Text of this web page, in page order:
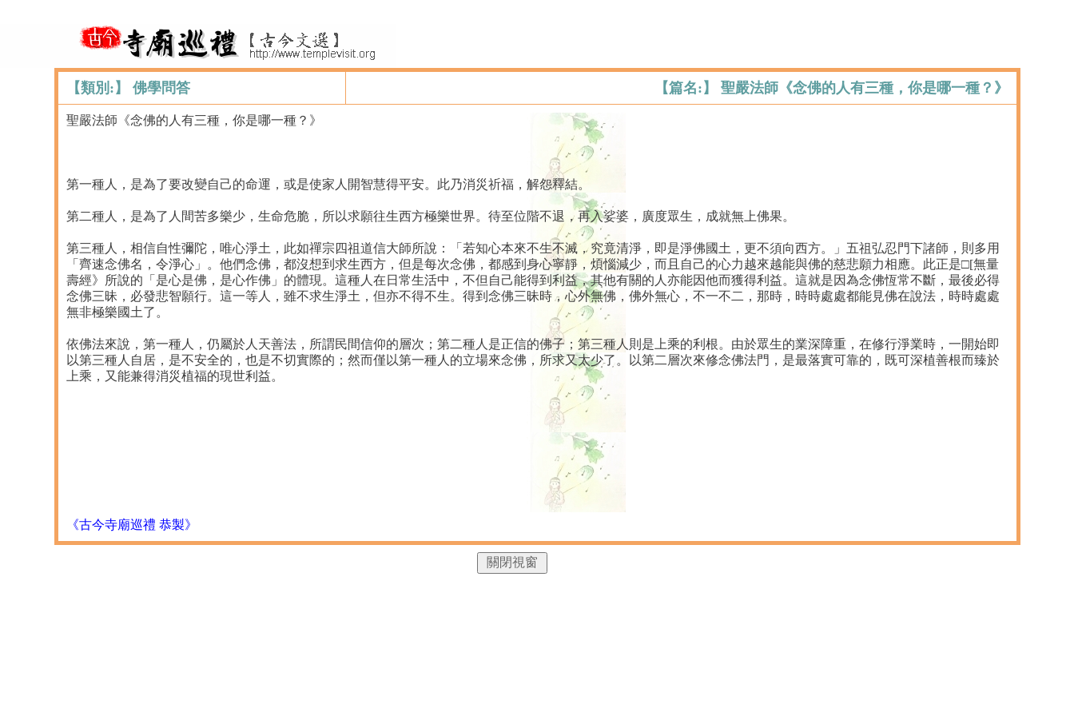
【類別:】 佛學問答 【篇名:】 聖嚴法師《念佛的人有三種，你是哪一種？》
聖嚴法師《念佛的人有三種，你是哪一種？》
第一種人，是為了要改變自己的命運，或是使家人開智慧得平安。此乃消災祈福，解怨釋結。
第二種人，是為了人間苦多樂少，生命危脆，所以求願往生西方極樂世界。待至位階不退，再入娑婆，廣度眾生，成就無上佛果。
第三種人，相信自性彌陀，唯心淨土，此如禪宗四祖道信大師所說：「若知心本來不生不滅，究竟清淨，即是淨佛國土，更不須向西方。」五祖弘忍門下諸師，則多用
「齊速念佛名，令淨心」。他們念佛，都沒想到求生西方，但是每次念佛，都感到身心寧靜，煩惱減少，而且自己的心力越來越能與佛的慈悲願力相應。此正是□[無量
壽經》所說的「是心是佛，是心作佛」的體現。這種人在日常生活中，不但自己能得到利益，其他有關的人亦能因他而獲得利益。這就是因為念佛恆常不斷，最後必得
念佛三昧，必發悲智願行。這一等人，雖不求生淨土，但亦不得不生。得到念佛三昧時，心外無佛，佛外無心，不一不二，那時，時時處處都能見佛在說法，時時處處
無非極樂國土了。
依佛法來說，第一種人，仍屬於人天善法，所謂民間信仰的層次；第二種人是正信的佛子；第三種人則是上乘的利根。由於眾生的業深障重，在修行淨業時，一開始即
以第三種人自居，是不安全的，也是不切實際的；然而僅以第一種人的立場來念佛，所求又太少了。以第二層次來修念佛法門，是最落實可靠的，既可深植善根而臻於
上乘，又能兼得消災植福的現世利益。
《古今寺廟巡禮 恭製》